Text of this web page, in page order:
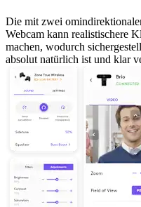
Die mit zwei
Webcam kann realistischere
machen, wodurch
absolut natürlich ist und klar